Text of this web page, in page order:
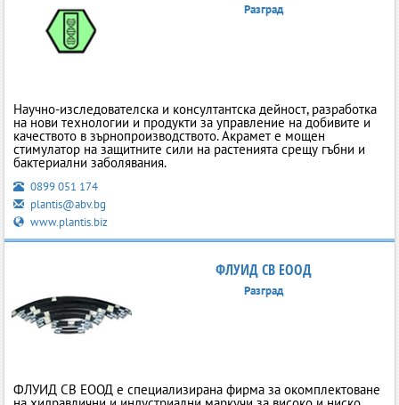
Разград
Научно-изследователска и консултантска дейност, разработка
на нови технологии и продукти за управление на добивите и
качеството в зърнопроизводството. Акрамет е мощен
стимулатор на защитните сили на растенията срещу гъбни и
бактериални заболявания.
0899 051 174
plantis@abv.bg
www.plantis.biz
ФЛУИД СВ ЕООД
Разград
ФЛУИД СВ ЕООД е специализирана фирма за окомплектоване